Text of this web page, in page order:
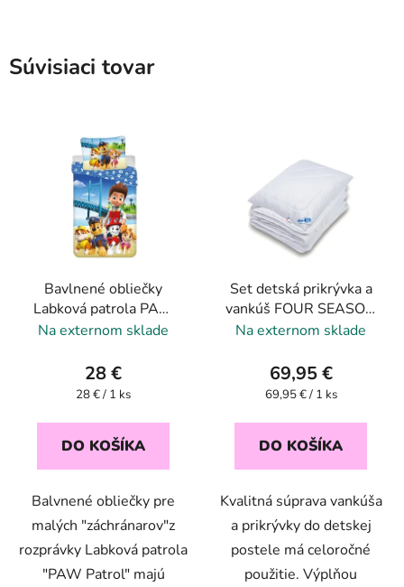
Súvisiaci tovar
Bavlnené obliečky
Labková patrola PAW
patrol "PP457 Bridge"
70x90cm set Purple 05
Na externom sklade
28 €
Jednotková
28 € / 1 ks
DO KOŠÍKA
Balvnené obliečky pre
malých "záchránarov"z
rozprávky Labková patrola
"PAW Patrol" majú
Set detská prikrývka a
vankúš FOUR SEASON
- 140x200 + 70x90 cm
Na externom sklade
69,95 €
Jednotková
69,95 € / 1 ks
DO KOŠÍKA
Kvalitná súprava vankúša
a prikrývky do detskej
postele má celoročné
použitie. Výplňou